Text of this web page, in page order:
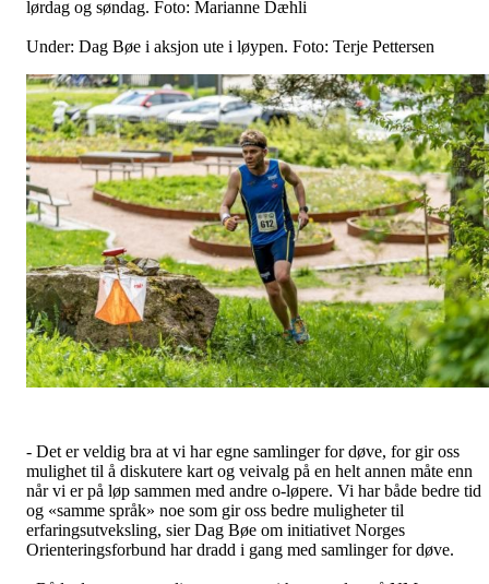
lørdag og søndag. Foto: Marianne Dæhli
Under: Dag Bøe i aksjon ute i løypen. Foto: Terje Pettersen
- Det er veldig bra at vi har egne samlinger for døve, for gir oss
mulighet til å diskutere kart og veivalg på en helt annen måte enn
når vi er på løp sammen med andre o-løpere. Vi har både bedre tid
og «samme språk» noe som gir oss bedre muligheter til
erfaringsutveksling, sier Dag Bøe om initiativet Norges
Orienteringsforbund har dradd i gang med samlinger for døve.